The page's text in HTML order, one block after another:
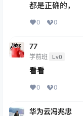
都是正确的，
0 0
77
学前班 Lv0
看看
0 0
华为云冯兆忠